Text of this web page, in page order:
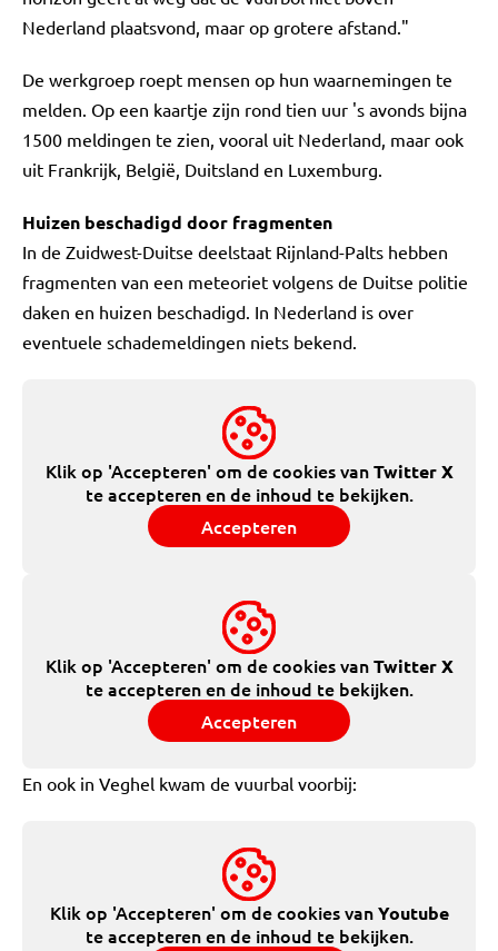
Nederland plaatsvond, maar op grotere afstand."
De werkgroep roept mensen op hun waarnemingen te
melden. Op een kaartje zijn rond tien uur 's avonds bijna
1500 meldingen te zien, vooral uit Nederland, maar ook
uit Frankrijk, België, Duitsland en Luxemburg.
Huizen beschadigd door fragmenten
In de Zuidwest-Duitse deelstaat Rijnland-Palts hebben
fragmenten van een meteoriet volgens de Duitse politie
daken en huizen beschadigd. In Nederland is over
eventuele schademeldingen niets bekend.
Klik op 'Accepteren' om de cookies vanTwitter X
te accepteren en de inhoud te bekijken.
Accepteren
Klik op 'Accepteren' om de cookies vanTwitter X
te accepteren en de inhoud te bekijken.
Accepteren
En ook in Veghel kwam de vuurbal voorbij:
Klik op 'Accepteren' om de cookies vanYoutube
te accepteren en de inhoud te bekijken.